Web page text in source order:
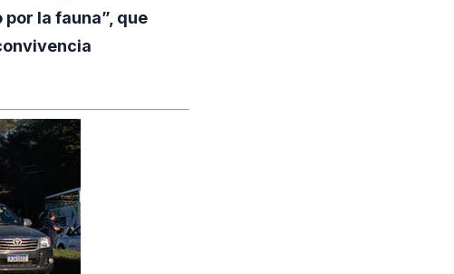
la fauna”, que